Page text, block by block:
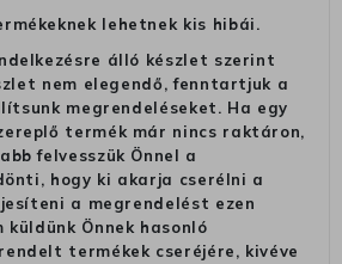
lehetnek kis hibái.
álló készlet szerint
nem elegendő, fenntartjuk a
megrendeléseket. Ha egy
termék már nincs raktáron,
felvesszük Önnel a
hogy ki akarja cserélni a
a megrendelést ezen
küldünk Önnek hasonló
termékek cseréjére, kivéve